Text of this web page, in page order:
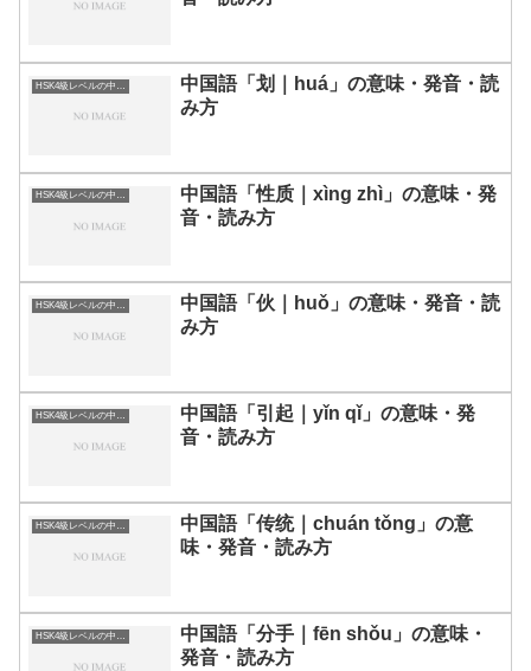
中国語「划｜huá」の意味・発音・読
み方
HSK4級レベルの中国語
中国語「性质｜xìng zhì」の意味・発
音・読み方
HSK4級レベルの中国語
中国語「伙｜huǒ」の意味・発音・読
み方
HSK4級レベルの中国語
中国語「引起｜yǐn qǐ」の意味・発
音・読み方
HSK4級レベルの中国語
中国語「传统｜chuán tǒng」の意
味・発音・読み方
HSK4級レベルの中国語
中国語「分手｜fēn shǒu」の意味・
発音・読み方